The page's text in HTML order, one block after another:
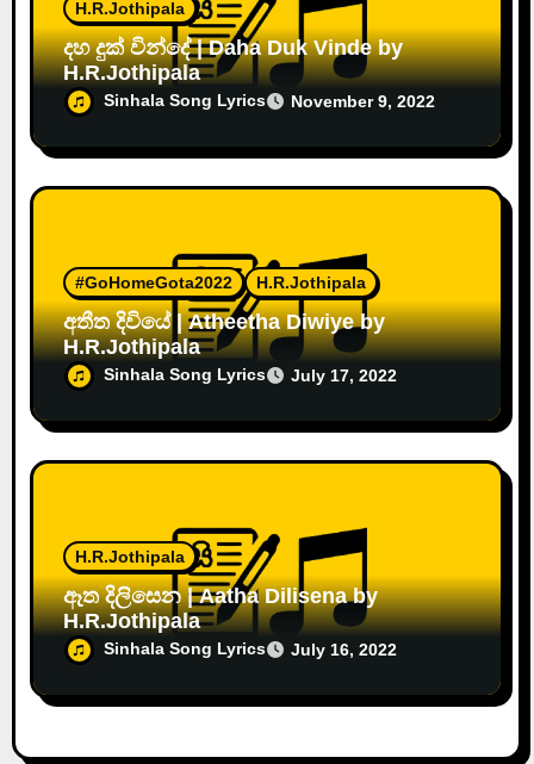
H.R.Jothipala
දහ දුක් වින්දේ | Daha Duk Vinde by
H.R.Jothipala
Sinhala Song Lyrics November 9, 2022
#GoHomeGota2022 H.R.Jothipala
අතීත දිවියේ | Atheetha Diwiye by
H.R.Jothipala
Sinhala Song Lyrics July 17, 2022
H.R.Jothipala
ඈත දිලිසෙන | Aatha Dilisena by
H.R.Jothipala
Sinhala Song Lyrics July 16, 2022